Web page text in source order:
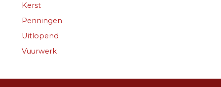
Kerst
Penningen
Uitlopend
Vuurwerk